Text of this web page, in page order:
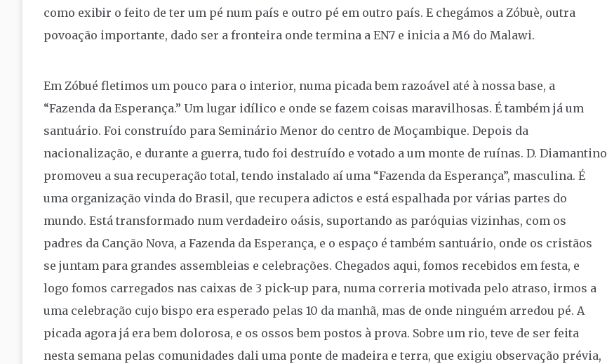
como exibir o feito de ter um pé num país e outro pé em outro país. E chegámos a Zóbuè, outra
povoação importante, dado ser a fronteira onde termina a EN7 e inicia a M6 do Malawi.
Em Zóbué fletimos um pouco para o interior, numa picada bem razoável até à nossa base, a
“Fazenda da Esperança.” Um lugar idílico e onde se fazem coisas maravilhosas. É também já um
santuário. Foi construído para Seminário Menor do centro de Moçambique. Depois da
nacionalização, e durante a guerra, tudo foi destruído e votado a um monte de ruínas. D. Diamantino
promoveu a sua recuperação total, tendo instalado aí uma “Fazenda da Esperança”, masculina. É
uma organização vinda do Brasil, que recupera adictos e está espalhada por várias partes do
mundo. Está transformado num verdadeiro oásis, suportando as paróquias vizinhas, com os
padres da Canção Nova, a Fazenda da Esperança, e o espaço é também santuário, onde os cristãos
se juntam para grandes assembleias e celebrações. Chegados aqui, fomos recebidos em festa, e
logo fomos carregados nas caixas de 3 pick-up para, numa correria motivada pelo atraso, irmos a
uma celebração cujo bispo era esperado pelas 10 da manhã, mas de onde ninguém arredou pé. A
picada agora já era bem dolorosa, e os ossos bem postos à prova. Sobre um rio, teve de ser feita
nesta semana pelas comunidades dali uma ponte de madeira e terra, que exigiu observação prévia,